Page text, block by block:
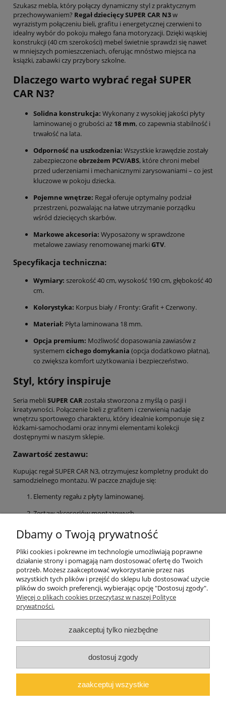
Szukasz mebla, który połączy dynamiczny styl z praktycznym
przechowywaniem? Regał dziecięcy SUPER CAR N3w
wyrazistym połączeniu bieli, grafitu i energetycznej czerwieni to
idealny wybór do pokoju małego fana motoryzacji. Dzięki wąskiej
konstrukcji (40 cm szerokości) mebel świetnie sprawdzi się nawet
w mniejszych pomieszczeniach, oferując mnóstwo miejsca na
książki, zabawki czy przybory szkolne.
Dlaczego warto wybrać regał SUPER
CAR N3?
Solidna konstrukcja: Wykonany z wysokiej jakości płyty
laminowanej o grubości aż 18 mm, co zapewnia stabilność i
trwałość na lata.
Odporność na uszkodzenia: Wszystkie krawędzie zostały
zabezpieczoneobrzeżem PCV/ABS, które chroni mebel
przed uderzeniami i mechanicznymi zarysowaniami – co jest
kluczowe w pokoju dziecka.
Pojemne wnętrze: Regał oferuje optymalny podział
przestrzeni, pozwalając na łatwe utrzymanie porządku
wśród dziecięcych skarbów.
Markowe akcesoria: Wyposażony w sprawdzone
metalowe zawiasy renomowanej marki GTV.
Specyfikacja techniczna:
Wymiary: szerokość 40 cm, wysokość 190 cm, głębokość 40
cm.
Kolorystyka: Korpus biały / Fronty: Grafit + Czerwony.
Materiał: Płyta laminowana 18 mm.
Opcja premium: Możliwość dopasowania zawiasów z
systemem cichego domykania (opcja dodatkowo płatna),
co zwiększa komfort użytkowania i bezpieczeństwo.
Styl, który inspiruje
Seria mebli SUPER CARzostała stworzona z myślą o pasji i
kreatywności. Połączenie bieli z grafitem i czerwienią nadaje
wnętrzu sportowego charakteru, który idealnie komponuje się z
łóżkami-samochodami oraz innymi elementami kolekcji
dostępnymi w naszym sklepie.
Zawartość zestawu:
Kupując regał SUPER CAR N3, otrzymujesz kompletny produkt do
samodzielnego montażu. W paczce znajduje się:
Elementy regału z płyty laminowanej.
Zestaw akcesoriów montażowych.
Czytelna instrukcja krok po kroku.
wymarzony pokój dla swojego dziecka!
Pomoc
Moje konto
O firmie
Polski producent mebli ALMER MEBLE | Okrajszów 20, 97-500
Radomsko, woj. łódzkie | NIP: 7722212376 | E-
marcin@almermeble.pl| Telefon:
Dbamy o Twoją prywatność
Pliki cookies i pokrewne im technologie umożliwiają poprawne
działanie strony i pomagają nam dostosować ofertę do Twoich
potrzeb. Możesz zaakceptować wykorzystanie przez nas
wszystkich tych plików i przejść do sklepu lub dostosować użycie
plików do swoich preferencji, wybierając opcję "Dostosuj zgody".
Więcej o plikach cookies przeczytasz w naszej Polityce
prywatności.
zaakceptuj tylko niezbędne
dostosuj zgody
zaakceptuj wszystkie